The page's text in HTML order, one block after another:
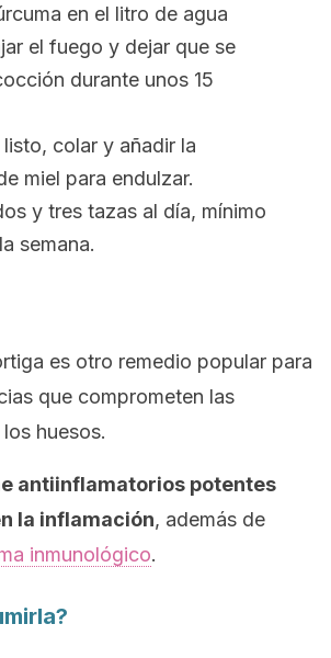
en el litro de agua
el fuego y dejar que se
durante unos 15
colar y añadir la
miel para endulzar.
y tres tazas al día, mínimo
semana.
es otro remedio popular para
que comprometen las
huesos.
antiinflamatorios potentes
la inflamación, además de
inmunológico.